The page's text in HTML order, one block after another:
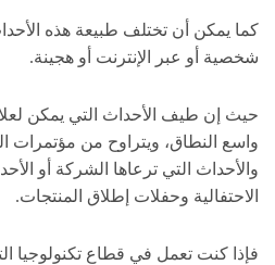
كما يمكن أن تختلف طبيعة هذه
شخصية أو عبر الإنترنت أو هجينة.
حيث إن طيف الأحداث التي يمكن
واسع النطاق، ويتراوح من مؤتمرات
والأحداث التي ترعاها الشركة أو
الاحتفالية وحفلات إطلاق المنتجات.
فإذا كنت تعمل في قطاع تكنولوجيا